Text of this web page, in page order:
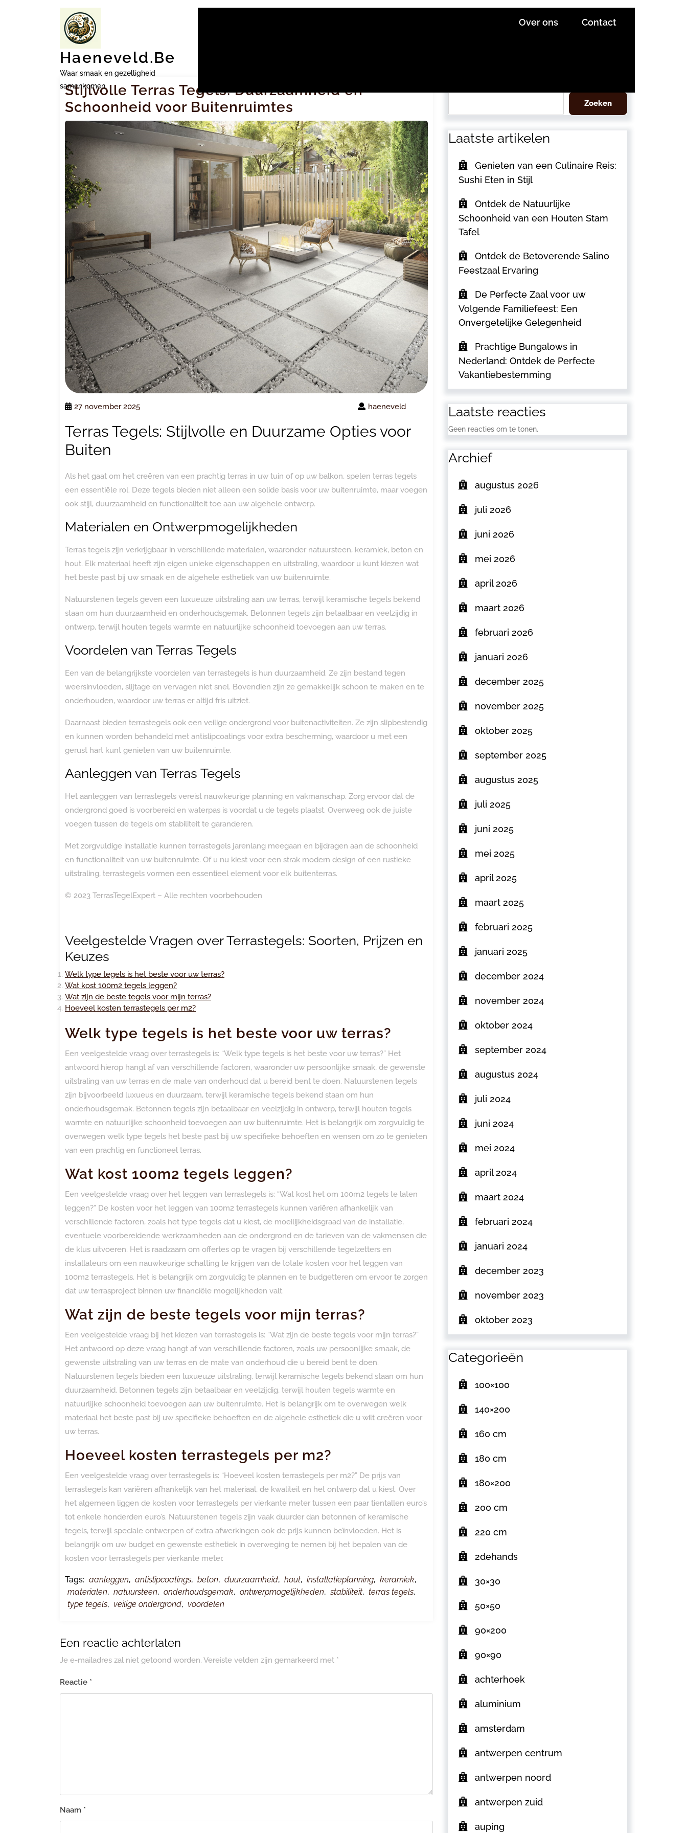
Haeneveld.be
Waar smaak en gezelligheid
samenkomen.
Over ons Contact
Stijlvolle Terras Tegels: Duurzaamheid en
Schoonheid voor Buitenruimtes
27 november 2025 haeneveld
Terras Tegels: Stijlvolle en Duurzame Opties voor
Buiten
Als het gaat om het creëren van een prachtig terras in uw tuin of op uw balkon, spelen terras tegels
een essentiële rol. Deze tegels bieden niet alleen een solide basis voor uw buitenruimte, maar voegen
ook stijl, duurzaamheid en functionaliteit toe aan uw algehele ontwerp.
Materialen en Ontwerpmogelijkheden
Terras tegels zijn verkrijgbaar in verschillende materialen, waaronder natuursteen, keramiek, beton en
hout. Elk materiaal heeft zijn eigen unieke eigenschappen en uitstraling, waardoor u kunt kiezen wat
het beste past bij uw smaak en de algehele esthetiek van uw buitenruimte.
Natuurstenen tegels geven een luxueuze uitstraling aan uw terras, terwijl keramische tegels bekend
staan om hun duurzaamheid en onderhoudsgemak. Betonnen tegels zijn betaalbaar en veelzijdig in
ontwerp, terwijl houten tegels warmte en natuurlijke schoonheid toevoegen aan uw terras.
Voordelen van Terras Tegels
Een van de belangrijkste voordelen van terrastegels is hun duurzaamheid. Ze zijn bestand tegen
weersinvloeden, slijtage en vervagen niet snel. Bovendien zijn ze gemakkelijk schoon te maken en te
onderhouden, waardoor uw terras er altijd fris uitziet.
Daarnaast bieden terrastegels ook een veilige ondergrond voor buitenactiviteiten. Ze zijn slipbestendig
en kunnen worden behandeld met antislipcoatings voor extra bescherming, waardoor u met een
gerust hart kunt genieten van uw buitenruimte.
Aanleggen van Terras Tegels
Het aanleggen van terrastegels vereist nauwkeurige planning en vakmanschap. Zorg ervoor dat de
ondergrond goed is voorbereid en waterpas is voordat u de tegels plaatst. Overweeg ook de juiste
voegen tussen de tegels om stabiliteit te garanderen.
Met zorgvuldige installatie kunnen terrastegels jarenlang meegaan en bijdragen aan de schoonheid
en functionaliteit van uw buitenruimte. Of u nu kiest voor een strak modern design of een rustieke
uitstraling, terrastegels vormen een essentieel element voor elk buitenterras.
© 2023 TerrasTegelExpert – Alle rechten voorbehouden
Veelgestelde Vragen over Terrastegels: Soorten, Prijzen en
Keuzes
Welk type tegels is het beste voor uw terras?
Wat kost 100m2 tegels leggen?
Wat zijn de beste tegels voor mijn terras?
Hoeveel kosten terrastegels per m2?
Welk type tegels is het beste voor uw terras?
Een veelgestelde vraag over terrastegels is: “Welk type tegels is het beste voor uw terras?” Het
antwoord hierop hangt af van verschillende factoren, waaronder uw persoonlijke smaak, de gewenste
uitstraling van uw terras en de mate van onderhoud dat u bereid bent te doen. Natuurstenen tegels
zijn bijvoorbeeld luxueus en duurzaam, terwijl keramische tegels bekend staan om hun
onderhoudsgemak. Betonnen tegels zijn betaalbaar en veelzijdig in ontwerp, terwijl houten tegels
warmte en natuurlijke schoonheid toevoegen aan uw buitenruimte. Het is belangrijk om zorgvuldig te
overwegen welk type tegels het beste past bij uw specifieke behoeften en wensen om zo te genieten
van een prachtig en functioneel terras.
Wat kost 100m2 tegels leggen?
Een veelgestelde vraag over het leggen van terrastegels is: “Wat kost het om 100m2 tegels te laten
leggen?” De kosten voor het leggen van 100m2 terrastegels kunnen variëren afhankelijk van
verschillende factoren, zoals het type tegels dat u kiest, de moeilijkheidsgraad van de installatie,
eventuele voorbereidende werkzaamheden aan de ondergrond en de tarieven van de vakmensen die
de klus uitvoeren. Het is raadzaam om offertes op te vragen bij verschillende tegelzetters en
installateurs om een nauwkeurige schatting te krijgen van de totale kosten voor het leggen van
100m2 terrastegels. Het is belangrijk om zorgvuldig te plannen en te budgetteren om ervoor te zorgen
dat uw terrasproject binnen uw financiële mogelijkheden valt.
Wat zijn de beste tegels voor mijn terras?
Een veelgestelde vraag bij het kiezen van terrastegels is: “Wat zijn de beste tegels voor mijn terras?”
Het antwoord op deze vraag hangt af van verschillende factoren, zoals uw persoonlijke smaak, de
gewenste uitstraling van uw terras en de mate van onderhoud die u bereid bent te doen.
Natuurstenen tegels bieden een luxueuze uitstraling, terwijl keramische tegels bekend staan om hun
duurzaamheid. Betonnen tegels zijn betaalbaar en veelzijdig, terwijl houten tegels warmte en
natuurlijke schoonheid toevoegen aan uw buitenruimte. Het is belangrijk om te overwegen welk
materiaal het beste past bij uw specifieke behoeften en de algehele esthetiek die u wilt creëren voor
uw terras.
Hoeveel kosten terrastegels per m2?
Een veelgestelde vraag over terrastegels is: “Hoeveel kosten terrastegels per m2?” De prijs van
terrastegels kan variëren afhankelijk van het materiaal, de kwaliteit en het ontwerp dat u kiest. Over
het algemeen liggen de kosten voor terrastegels per vierkante meter tussen een paar tientallen euro’s
tot enkele honderden euro’s. Natuurstenen tegels zijn vaak duurder dan betonnen of keramische
tegels, terwijl speciale ontwerpen of extra afwerkingen ook de prijs kunnen beïnvloeden. Het is
belangrijk om uw budget en gewenste esthetiek in overweging te nemen bij het bepalen van de
kosten voor terrastegels per vierkante meter.
Tags: aanleggen, antislipcoatings, beton, duurzaamheid, hout, installatieplanning, keramiek,
materialen, natuursteen, onderhoudsgemak, ontwerpmogelijkheden, stabiliteit, terras tegels,
type tegels, veilige ondergrond, voordelen
Een reactie achterlaten
Je e-mailadres zal niet getoond worden. Vereiste velden zijn gemarkeerd met *
Reactie *
Naam *
Zoeken
Laatste artikelen
Genieten van een Culinaire Reis:
Sushi Eten in Stijl
Ontdek de Natuurlijke
Schoonheid van een Houten Stam
Tafel
Ontdek de Betoverende Salino
Feestzaal Ervaring
De Perfecte Zaal voor uw
Volgende Familiefeest: Een
Onvergetelijke Gelegenheid
Prachtige Bungalows in
Nederland: Ontdek de Perfecte
Vakantiebestemming
Laatste reacties
Geen reacties om te tonen.
Archief
augustus 2026
juli 2026
juni 2026
mei 2026
april 2026
maart 2026
februari 2026
januari 2026
december 2025
november 2025
oktober 2025
september 2025
augustus 2025
juli 2025
juni 2025
mei 2025
april 2025
maart 2025
februari 2025
januari 2025
december 2024
november 2024
oktober 2024
september 2024
augustus 2024
juli 2024
juni 2024
mei 2024
april 2024
maart 2024
februari 2024
januari 2024
december 2023
november 2023
oktober 2023
Categorieën
100×100
140×200
160 cm
180 cm
180×200
200 cm
220 cm
2dehands
30×30
50×50
90×200
90×90
achterhoek
aluminium
amsterdam
antwerpen centrum
antwerpen noord
antwerpen zuid
auping